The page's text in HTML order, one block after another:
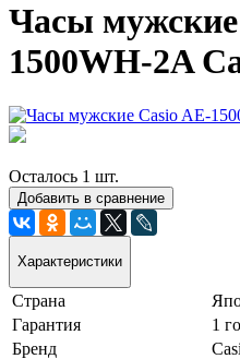
Часы
1500WH-2A
Осталось 1 шт.
Добавить в сравнение
Характеристики
Страна
Гарантия
1
Бренд